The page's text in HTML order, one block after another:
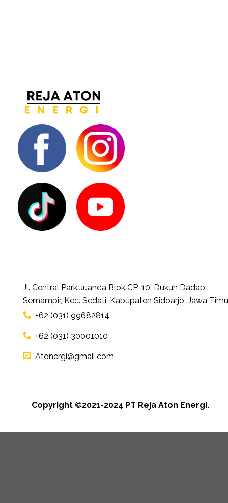
Jl. Central Park Juanda Blok CP-10, Dukuh Dadap,
Semampir, Kec. Sedati, Kabupaten Sidoarjo, Jawa
+62 (031) 99682814
+62 (031) 30001010
Atonergi@gmail.com
Copyright ©2021-2024 PT Reja Aton Energi.